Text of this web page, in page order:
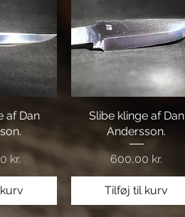
af Dan
kr.
Hurtigvisning
Slibe klinge af Dan
Andersson.
Pris
600,00 kr.
Tilføj til kurv